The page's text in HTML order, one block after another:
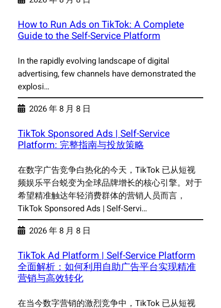
How to Run Ads on TikTok: A Complete
Guide to the Self-Service Platform
In the rapidly evolving landscape of digital
advertising, few channels have demonstrated the
explosi…
2026 年 8 月 8 日
TikTok Sponsored Ads | Self-Service
Platform: 完整指南与投放策略
在数字广告竞争白热化的今天，TikTok 已从短视
频娱乐平台蜕变为全球品牌增长的核心引擎。对于
希望精准触达年轻消费群体的营销人员而言，
TikTok Sponsored Ads | Self-Servi…
2026 年 8 月 8 日
TikTok Ad Platform | Self-Service Platform
全面解析：如何利用自助广告平台实现精准
营销与高效转化
在当今数字营销的激烈竞争中，TikTok 已从短视